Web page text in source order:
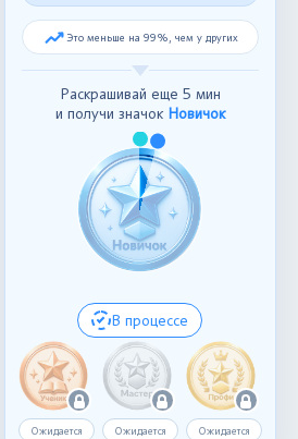
Это меньше на 99%, чем у других
Раскрашивай еще 5 мин
и получи значок Новичок
В процессе
Ожидается Ожидается Ожидается